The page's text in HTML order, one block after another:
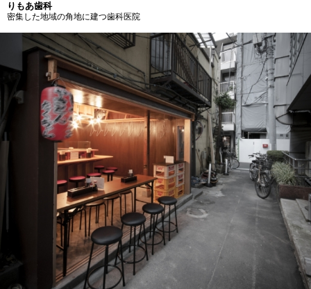
りもあ歯科
密集した地域の角地に建つ歯科医院